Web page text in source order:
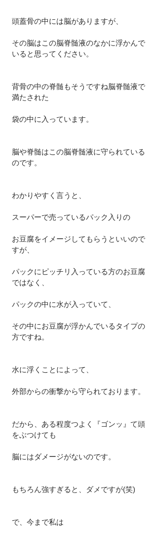
頭蓋骨の中には脳がありますが、
その脳はこの脳脊髄液のなかに浮かんで
いると思ってください。
背骨の中の脊髄もそうですね脳脊髄液で
満たされた
袋の中に入っています。
脳や脊髄はこの脳脊髄液に守られている
のです。
わかりやすく言うと、
スーパーで売っているパック入りの
お豆腐をイメージしてもらうといいので
すが、
パックにピッチリ入っている方のお豆腐
ではなく、
パックの中に水が入っていて、
その中にお豆腐が浮かんでいるタイプの
方ですね。
水に浮くことによって、
外部からの衝撃から守られております。
だから、ある程度つよく『ゴンッ』て頭
をぶつけても
脳にはダメージがないのです。
もちろん強すぎると、ダメですが(笑)
で、今まで私は